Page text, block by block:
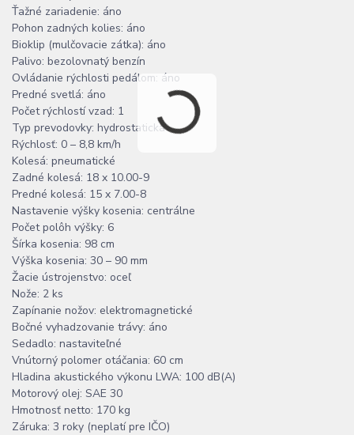
Ťažné zariadenie: áno
Pohon zadných kolies: áno
Bioklip (mulčovacie zátka): áno
Palivo: bezolovnatý benzín
Ovládanie rýchlosti pedálom: áno
Predné svetlá: áno
Počet rýchlostí vzad: 1
Typ prevodovky: hydrostatická
Rýchlosť: 0 – 8,8 km/h
Kolesá: pneumatické
Zadné kolesá: 18 x 10.00-9
Predné kolesá: 15 x 7.00-8
Nastavenie výšky kosenia: centrálne
Počet polôh výšky: 6
Šírka kosenia: 98 cm
Výška kosenia: 30 – 90 mm
Žacie ústrojenstvo: oceľ
Nože: 2 ks
Zapínanie nožov: elektromagnetické
Bočné vyhadzovanie trávy: áno
Sedadlo: nastaviteľné
Vnútorný polomer otáčania: 60 cm
Hladina akustického výkonu LWA: 100 dB(A)
Motorový olej: SAE 30
Hmotnosť netto: 170 kg
Záruka: 3 roky (neplatí pre IČO)